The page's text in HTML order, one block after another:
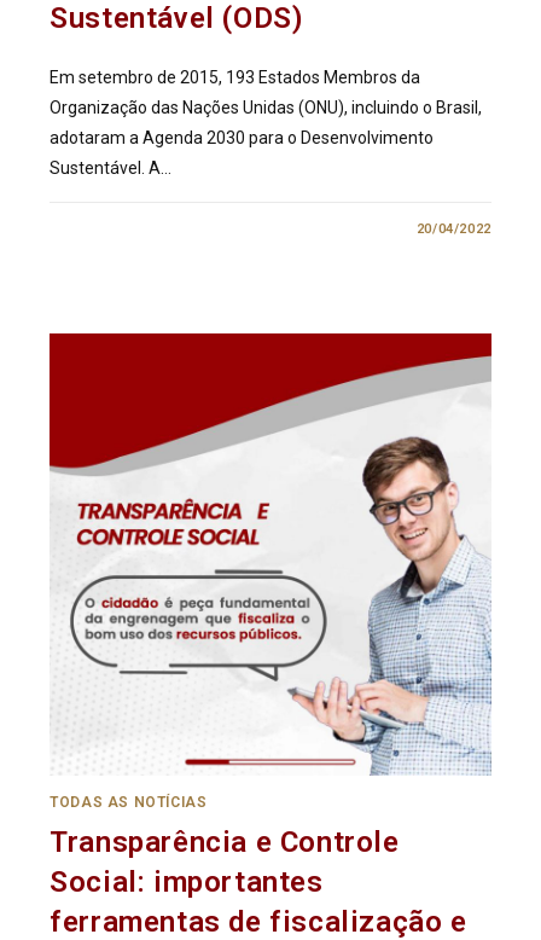
Sustentável (ODS)
Em setembro de 2015, 193 Estados Membros da
Organização das Nações Unidas (ONU), incluindo o Brasil,
adotaram a Agenda 2030 para o Desenvolvimento
Sustentável. A…
20/04/2022
TODAS AS NOTÍCIAS
Transparência e Controle
Social: importantes
ferramentas de fiscalização e